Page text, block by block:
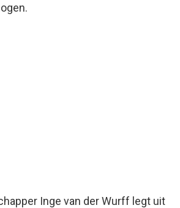
Inge van der Wurff legt uit